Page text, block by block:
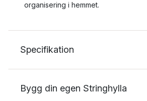
organisering i hemmet.
Specifikation
Bygg din egen Stringhylla